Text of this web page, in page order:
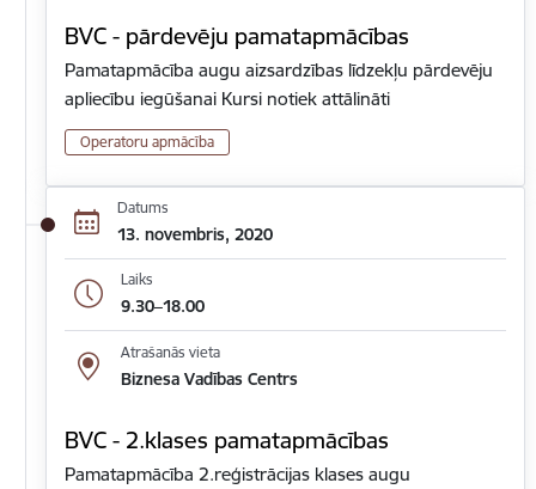
BVC - pārdevēju pamatapmācības
Pamatapmācība augu aizsardzības līdzekļu pārdevēju
apliecību iegūšanai Kursi notiek attālināti
Operatoru apmācība
Datums
13. novembris, 2020
Laiks
9.30–18.00
Atrašanās vieta
Biznesa Vadības Centrs
BVC - 2.klases pamatapmācības
Pamatapmācība 2.reģistrācijas klases augu